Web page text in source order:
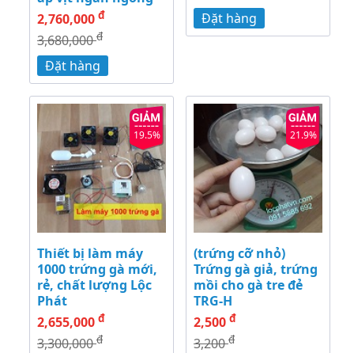
2,760,000 đ
3,680,000đ
Đặt hàng
Đặt hàng
19.5%
Thiết bị làm máy
1000 trứng gà mới,
rẻ, chất lượng Lộc
Phát
2,655,000 đ
3,300,000đ
21.9%
(trứng cỡ nhỏ)
Trứng gà giả, trứng
mồi cho gà tre đẻ
TRG-H
2,500 đ
3,200đ